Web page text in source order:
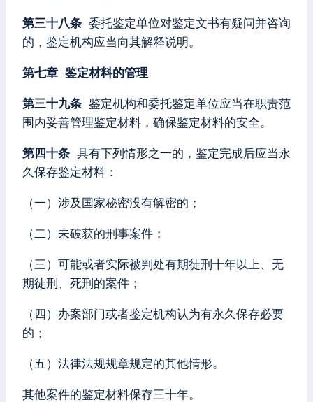
第三十八条 委托鉴定单位对鉴定文书有疑问并咨询
的，鉴定机构应当向其解释说明。
第七章 鉴定材料的管理
第三十九条 鉴定机构和委托鉴定单位应当在职责范
围内妥善管理鉴定材料，确保鉴定材料的安全。
第四十条 具有下列情形之一的，鉴定完成后应当永
久保存鉴定材料：
（一）涉及国家秘密没有解密的；
（二）未破获的刑事案件；
（三）可能或者实际被判处有期徒刑十年以上、无
期徒刑、死刑的案件；
（四）办案部门或者鉴定机构认为有永久保存必要
的；
（五）法律法规规章规定的其他情形。
其他案件的鉴定材料保存三十年。